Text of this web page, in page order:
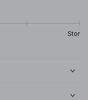
Stor